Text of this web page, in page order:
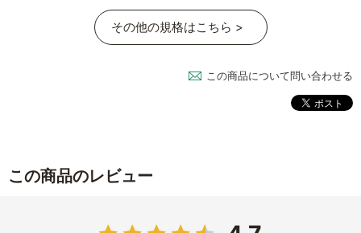
その他の規格はこちら >
この商品について問い合わせる
この商品のレビュー